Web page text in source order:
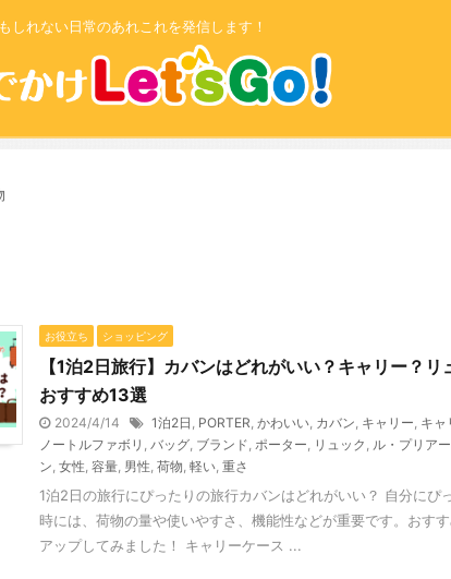
しれない日常のあれこれを発信します！
お役立ち ショッピング
【1泊2日旅行】カバンはどれがいい？キャリー？リ
おすすめ13選
2024/4/14 1泊2日 , PORTER, かわいい, カバン, キャリー, キャ
ノートルファボリ , バッグ, ブランド, ポーター, リュック , ル・プリア
ン, 女性, 容量, 男性, 荷物, 軽い, 重さ
1泊2日の旅行にぴったりの旅行カバンはどれがいい？ 自分にぴ
時には、荷物の量や使いやすさ、機能性などが重要です。おす
アップしてみました！ キャリーケース ...